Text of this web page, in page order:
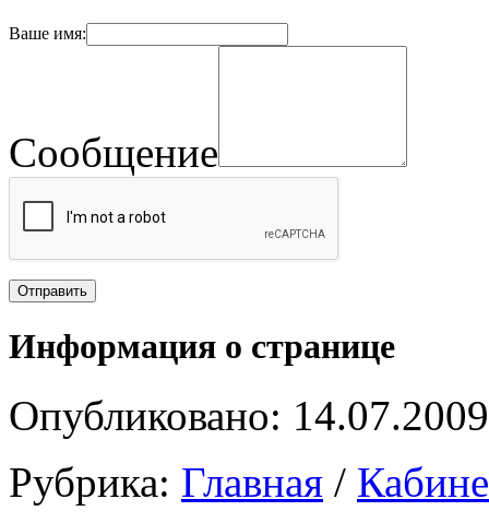
Ваше имя:
Сообщение
Информация о странице
Опубликовано: 14.07.2009
Рубрика: Главная /